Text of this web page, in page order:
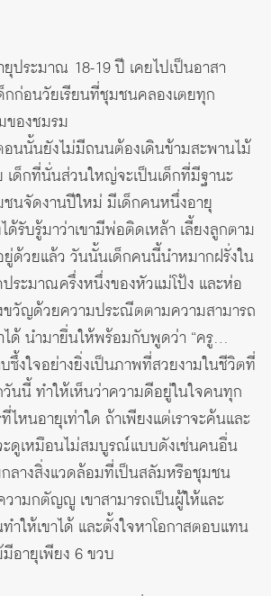
ประมาณ 18-19 ปี เคยไปเป็นอาสา
ก่อนวัยเรียนที่ชุมชนคลองเตยทุก
ของชมรม
นนั้นยังไม่มีถนนต้องเดินข้ามสะพานไม้
เด็กที่นั่นส่วนใหญ่จะเป็นเด็กที่มีฐานะ
นจัดงานปีใหม่ มีเด็กคนหนึ่งอายุ
รับรู้มาว่าเขามีพ่อติดเหล้า เลี้ยงลูกตาม
ยู่ด้วยแล้ว วันนั้นเด็กคนนี้นำหมากฝรั่งใน
ระมาณครึ่งหนึ่งของหัวแม่โป้ง และห่อ
ขวัญด้วยความประณีตตามความสามารถ
ได้ นำมายื่นให้พร้อมกับพูดว่า “ครู…
ซึ้งใจอย่างยิ่งเป็นภาพที่สวยงามในชีวิตที่
นนี้ ทำให้เห็นว่าความดีอยู่ในใจคนทุก
ไหนอายุเท่าใด ถ้าเพียงแต่เราจะค้นและ
ดูเหมือนไม่สมบูรณ์แบบดังเช่นคนอื่น
ลางสิ่งแวดล้อมที่เป็นสลัมหรือชุมชน
ามกตัญญู เขาสามารถเป็นผู้ให้และ
ำให้เขาได้ และตั้งใจหาโอกาสตอบแทน
อายุเพียง 6 ขวบ